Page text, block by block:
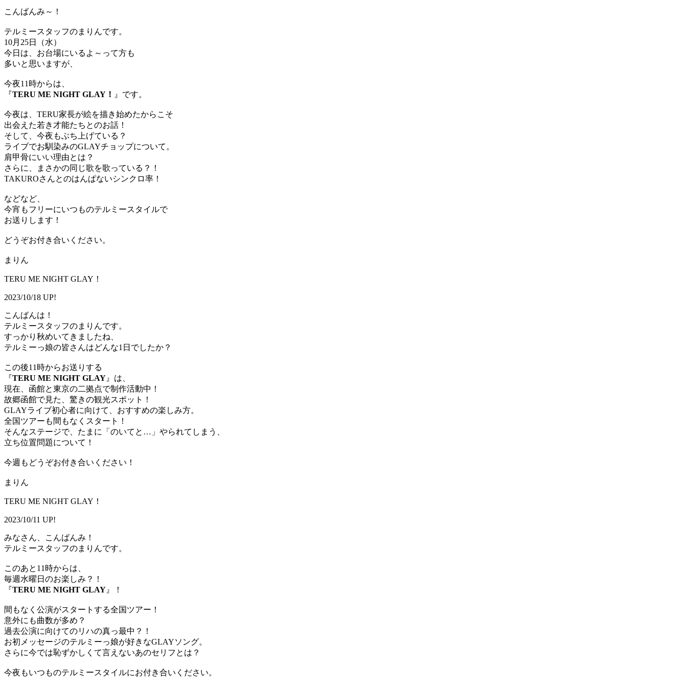
こんばんみ～！
テルミースタッフのまりんです。
10月25日（水）
今日は、お台場にいるよ～って方も
多いと思いますが、
今夜11時からは、
『TERU ME NIGHT GLAY！ 』です。
今夜は、TERU家長が絵を描き始めたからこそ
出会えた若き才能たちとのお話！
そして、今夜もぶち上げている？
ライブでお馴染みのGLAYチョップについて。
肩甲骨にいい理由とは？
さらに、まさかの同じ歌を歌っている？！
TAKUROさんとのはんぱないシンクロ率！
などなど、
今宵もフリーにいつものテルミースタイルで
お送りします！
どうぞお付き合いください。
まりん
TERU ME NIGHT GLAY！
2023/10/18 UP!
こんばんは！
テルミースタッフのまりんです。
すっかり秋めいてきましたね、
テルミーっ娘の皆さんはどんな1日でしたか？
この後11時からお送りする
『TERU ME NIGHT GLAY 』は、
現在、函館と東京の二拠点で制作活動中！
故郷函館で見た、驚きの観光スポット！
GLAYライブ初心者に向けて、おすすめの楽しみ方。
全国ツアーも間もなくスタート！
そんなステージで、たまに「のいてと…」やられてしまう、
立ち位置問題について！
今週もどうぞお付き合いください！
まりん
TERU ME NIGHT GLAY！
2023/10/11 UP!
みなさん、こんばんみ！
テルミースタッフのまりんです。
このあと11時からは、
毎週水曜日のお楽しみ？！
『TERU ME NIGHT GLAY 』！
間もなく公演がスタートする全国ツアー！
意外にも曲数が多め？
過去公演に向けてのリハの真っ最中？！
お初メッセージのテルミーっ娘が好きなGLAYソング。
さらに今では恥ずかしくて言えないあのセリフとは？
今夜もいつものテルミースタイルにお付き合いください。